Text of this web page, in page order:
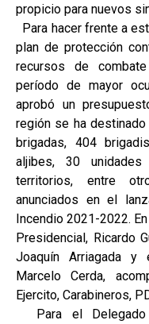
propicio para nuevos
Para hacer frente a
plan de protección
recursos de
período de mayor
aprobó un
región se ha
brigadas, 404
aljibes, 30
territorios, entre
anunciados en el
Incendio 2021-2022.
Presidencial, Ricardo
Joaquín Arriagada y
Marcelo Cerda,
Ejercito, Carabineros,
Para el Delegado